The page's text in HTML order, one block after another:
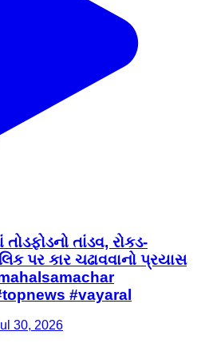
તાંડવ, રોકડ-
પર કાર ચઢાવવાનો પ્રયાસ
#vayaral
30, 2026